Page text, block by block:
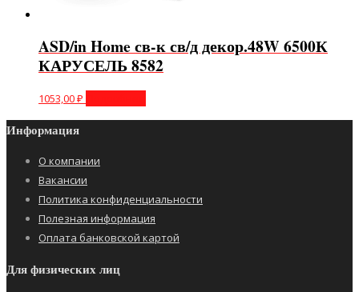
ASD/in Home св-к св/д декор.48W 6500К
КАРУСЕЛЬ 8582
1053,00₽
Информация
О компании
Вакансии
Политика конфиденциальности
Полезная информация
Оплата банковской картой
Для физических лиц